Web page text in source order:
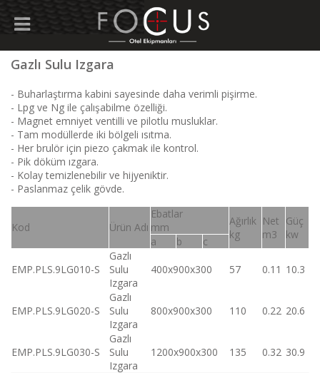
Gazlı Sulu Izgara
- Buharlaştırma kabini sayesinde daha verimli pişirme.
- Lpg ve Ng ile çalışabilme özelliği.
- Magnet emniyet ventilli ve pilotlu musluklar.
- Tam modüllerde iki bölgeli ısıtma.
- Her brulör için piezo çakmak ile kontrol.
- Pik döküm ızgara.
- Kolay temizlenebilir ve hijyeniktir.
- Paslanmaz çelik gövde.
Kod Ürün Adı
Ebatlar
mm
Ağırlık
kg
Net
m3
Güç
kw
a b c
EMP.PLS.9LG010-S
Gazlı
Sulu
Izgara
400x900x300 57 0.11 10.3
EMP.PLS.9LG020-S
Gazlı
Sulu
Izgara
800x900x300 110 0.22 20.6
EMP.PLS.9LG030-S
Gazlı
Sulu
Izgara
1200x900x300 135 0.32 30.9